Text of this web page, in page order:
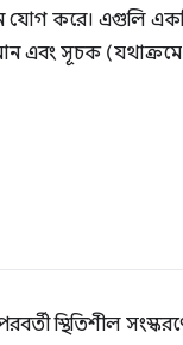
যোগ করে। এগুলি
এবং সূচক
স্থিতিশীল